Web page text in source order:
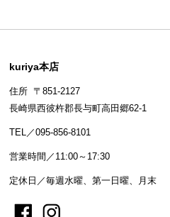
kuriya本店
住所 〒851-2127
長崎県西彼杵郡長与町高田郷62-1
TEL／095-856-8101
営業時間／11:00～17:30
定休日／毎週水曜、第一日曜、月末